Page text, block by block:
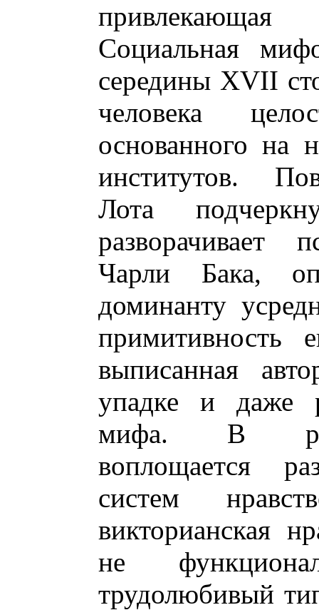
привлекающая
Социальная
середины XVII
человека
основанного на
институтов.
Лота
разворачивает
Чарли Бака,
доминанту
примитивность
выписанная
упадке и даже
мифа. В
воплощается
систем
викторианская
не
трудолюбивый